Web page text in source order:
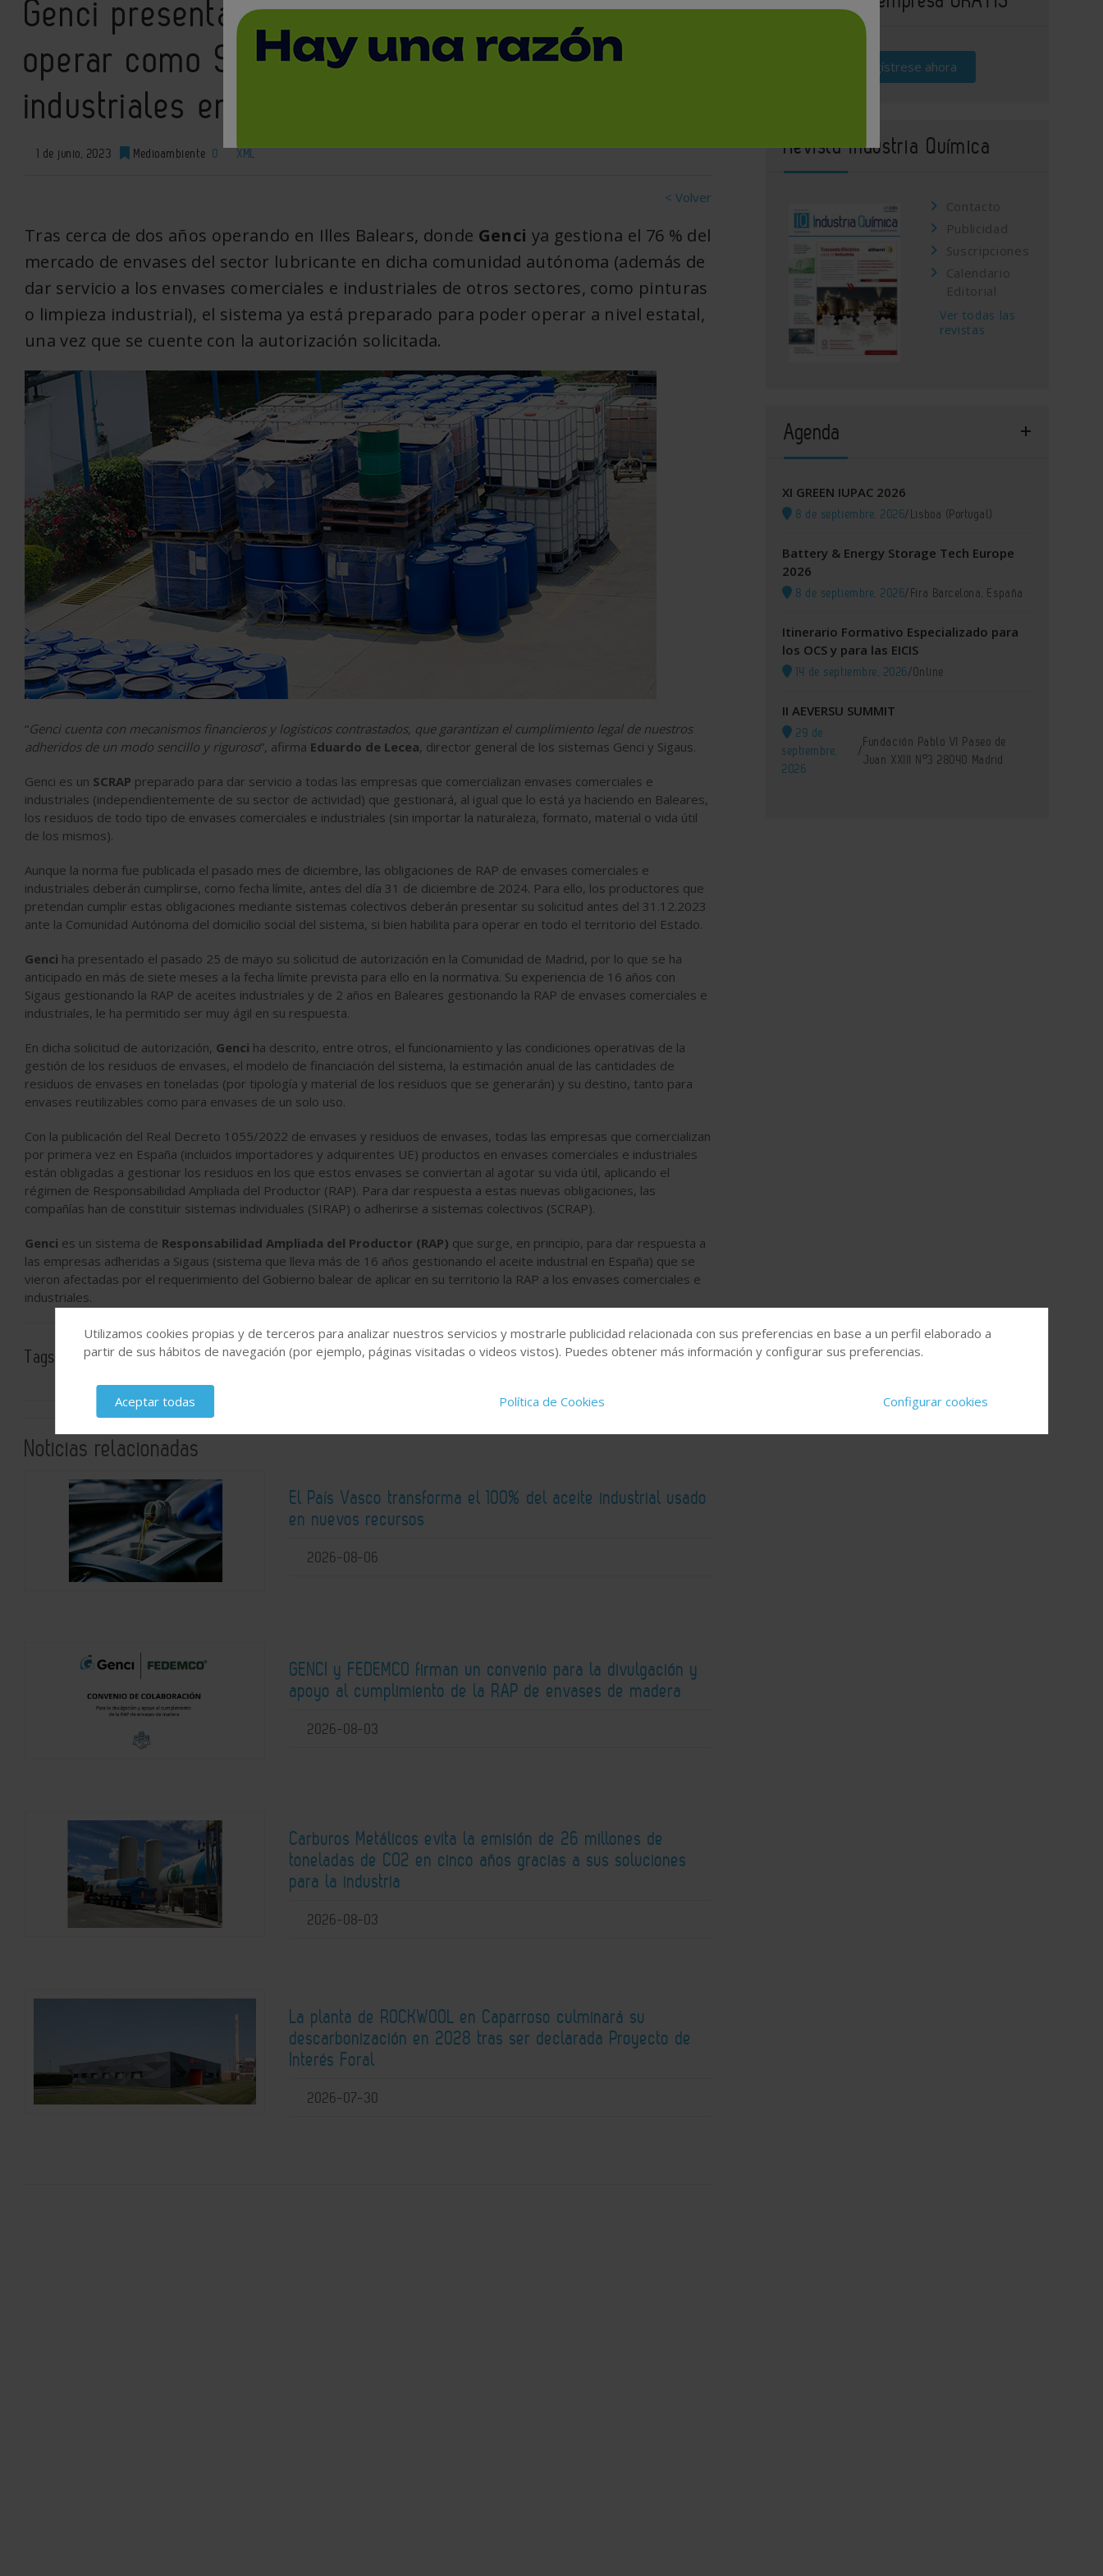
Genci presenta su solicitud de autorización para
operar como SCRAP de envases comerciales e
industriales en toda España
1 de junio, 2023 Medioambiente 0 XML
< Volver
Tras cerca de dos años operando en Illes Balears, donde Genci ya gestiona el 76 % del
mercado de envases del sector lubricante en dicha comunidad autónoma (además de
dar servicio a los envases comerciales e industriales de otros sectores, como pinturas
o limpieza industrial), el sistema ya está preparado para poder operar a nivel estatal,
una vez que se cuente con la autorización solicitada.
“Genci cuenta con mecanismos financieros y logísticos contrastados, que garantizan el cumplimiento legal de nuestros
adheridos de un modo sencillo y riguroso”, afirma Eduardo de Lecea, director general de los sistemas Genci y Sigaus.
Genci es un SCRAP preparado para dar servicio a todas las empresas que comercializan envases comerciales e
industriales (independientemente de su sector de actividad) que gestionará, al igual que lo está ya haciendo en Baleares,
los residuos de todo tipo de envases comerciales e industriales (sin importar la naturaleza, formato, material o vida útil
de los mismos).
Aunque la norma fue publicada el pasado mes de diciembre, las obligaciones de RAP de envases comerciales e
industriales deberán cumplirse, como fecha límite, antes del día 31 de diciembre de 2024. Para ello, los productores que
pretendan cumplir estas obligaciones mediante sistemas colectivos deberán presentar su solicitud antes del 31.12.2023
ante la Comunidad Autónoma del domicilio social del sistema, si bien habilita para operar en todo el territorio del Estado.
Genci ha presentado el pasado 25 de mayo su solicitud de autorización en la Comunidad de Madrid, por lo que se ha
anticipado en más de siete meses a la fecha límite prevista para ello en la normativa. Su experiencia de 16 años con
Sigaus gestionando la RAP de aceites industriales y de 2 años en Baleares gestionando la RAP de envases comerciales e
industriales, le ha permitido ser muy ágil en su respuesta.
En dicha solicitud de autorización, Genci ha descrito, entre otros, el funcionamiento y las condiciones operativas de la
gestión de los residuos de envases, el modelo de financiación del sistema, la estimación anual de las cantidades de
residuos de envases en toneladas (por tipología y material de los residuos que se generarán) y su destino, tanto para
envases reutilizables como para envases de un solo uso.
Con la publicación del Real Decreto 1055/2022 de envases y residuos de envases, todas las empresas que comercializan
por primera vez en España (incluidos importadores y adquirentes UE) productos en envases comerciales e industriales
están obligadas a gestionar los residuos en los que estos envases se conviertan al agotar su vida útil, aplicando el
régimen de Responsabilidad Ampliada del Productor (RAP). Para dar respuesta a estas nuevas obligaciones, las
compañías han de constituir sistemas individuales (SIRAP) o adherirse a sistemas colectivos (SCRAP).
Genci es un sistema de Responsabilidad Ampliada del Productor (RAP) que surge, en principio, para dar respuesta a
las empresas adheridas a Sigaus (sistema que lleva más de 16 años gestionando el aceite industrial en España) que se
vieron afectadas por el requerimiento del Gobierno balear de aplicar en su territorio la RAP a los envases comerciales e
industriales.
Tags: Medio ambiente Reciclaje
Noticias relacionadas
El País Vasco transforma el 100% del aceite industrial usado
en nuevos recursos
2026-08-06
GENCI y FEDEMCO firman un convenio para la divulgación y
apoyo al cumplimiento de la RAP de envases de madera
2026-08-03
Carburos Metálicos evita la emisión de 26 millones de
toneladas de CO2 en cinco años gracias a sus soluciones
para la industria
2026-08-03
La planta de ROCKWOOL en Caparroso culminará su
descarbonización en 2028 tras ser declarada Proyecto de
Interés Foral
2026-07-30
Regístrese ahora
Revista Industria Química
Contacto
Publicidad
Suscripciones
Calendario
Editorial
Ver todas las
revistas
Agenda
XI GREEN IUPAC 2026
8 de septiembre, 2026/Lisboa (Portugal)
Battery & Energy Storage Tech Europe
2026
8 de septiembre, 2026/Fira Barcelona, España
Itinerario Formativo Especializado para
los OCS y para las EICIS
14 de septiembre, 2026/Online
II AEVERSU SUMMIT
29 de
septiembre,
2026
/
Fundación Pablo VI Paseo de
Juan XXIII Nº3 28040 Madrid
Utilizamos cookies propias y de terceros para analizar nuestros servicios y mostrarle publicidad relacionada con sus preferencias en base a un perfil elaborado a
partir de sus hábitos de navegación (por ejemplo, páginas visitadas o videos vistos). Puedes obtener más información y configurar sus preferencias.
Aceptar todas Política de Cookies Configurar cookies